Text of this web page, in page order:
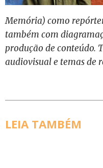
Memória) como
também com
produção de conteúdo.
audiovisual e temas de
LEIA TAMBÉM